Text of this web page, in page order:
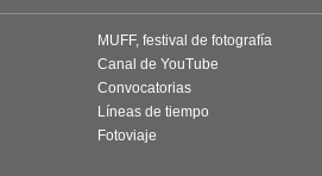
MUFF, festival de fotografía
Canal de YouTube
Convocatorias
Líneas de tiempo
Fotoviaje